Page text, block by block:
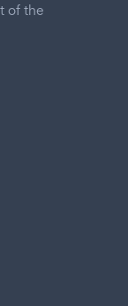
of the